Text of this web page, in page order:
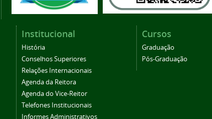
Institucional
História
Conselhos Superiores
Relações Internacionais
Agenda da Reitora
Agenda do Vice-Reitor
Telefones Institucionais
Informes Administrativos
Cursos
Graduação
Pós-Graduação